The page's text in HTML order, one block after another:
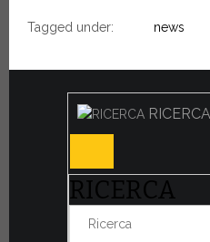
Tagged under: news
RICERCA
RICERCA